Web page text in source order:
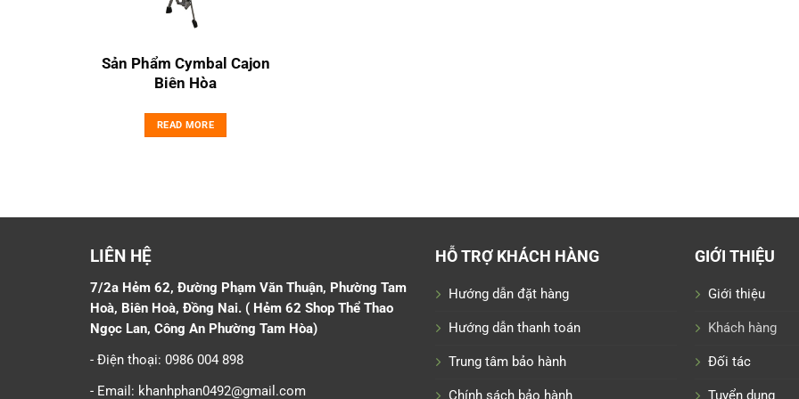
Sản Phẩm Cymbal Cajon
Biên Hòa
READ MORE
LIÊN HỆ
7/2a Hẻm 62, Đường Phạm Văn Thuận, Phường Tam
Hoà, Biên Hoà, Đồng Nai. ( Hẻm 62 Shop Thể Thao
Ngọc Lan, Công An Phường Tam Hòa)
- Điện thoại: 0986 004 898
- Email: khanhphan0492@gmail.com
HỖ TRỢ KHÁCH HÀNG
Hướng dẫn đặt hàng
Hướng dẫn thanh toán
Trung tâm bảo hành
Chính sách bảo hành
GIỚI THIỆU
Giới thiệu
Khách hàng
Đối tác
Tuyển dụng